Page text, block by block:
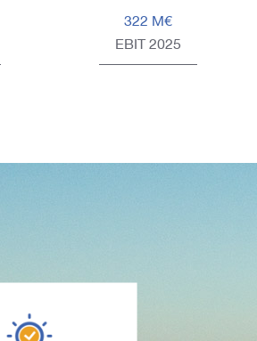
322 M€
EBIT 2025